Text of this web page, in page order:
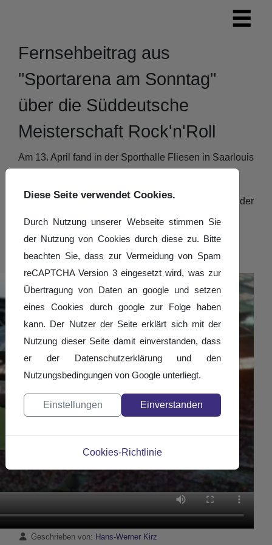
Fernsehbeitrag aus
"Sportarena am Sonntag"
über die Süddeutsche
Meisterschaft Rock'n'Roll
Am 13. April fand in der Sporthalle Fliesen in Saarlouis
Ein Fernsehteam der Sportarena war vor Ort. Hier der
Beitrag, der am 14. April ausgestrahlt wurde.
DetailsGeschrieben von: Hans-Werner Kirz
Diese Seite verwendet Cookies.
Durch Nutzung unserer Webseite stimmen Sie
der Nutzung von Cookies durch diese zu. Bitte
beachten Sie, dass zur Vermeidung von Spam
reCAPTCHA Version 3 eingesetzt wird, was zur
Übertragung von Daten an google und setzen
eines Cookies durch google zur Folge haben
kann. Der Nutzer der Seite erklärt sich mit der
Nutzung dieser Seite damit einverstanden, dass
er der Datenschutzerklärung und den
Nutzungsbedingungen von Google unterliegt.
Einstellungen Einverstanden
Cookies-Richtlinie